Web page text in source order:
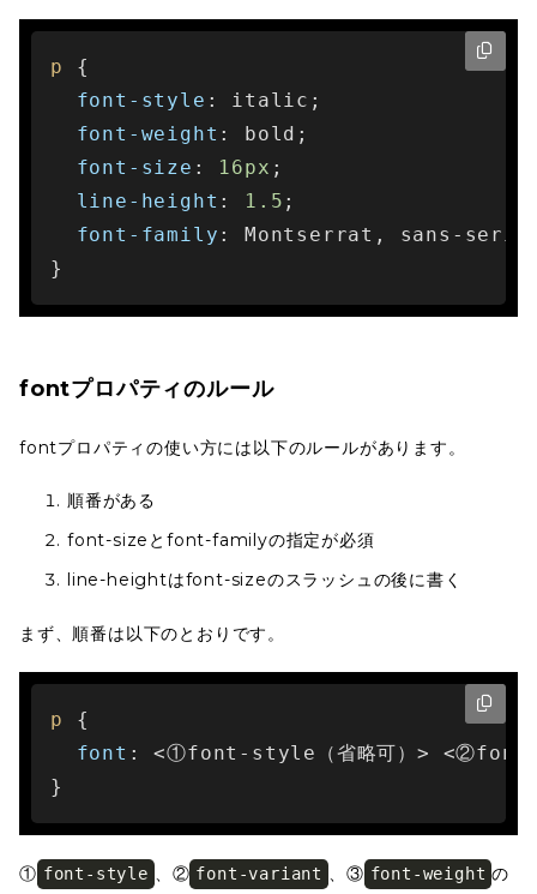
p {
font-style : italic;
font-weight : bold;
font-size : 16px ;
line-height : 1.5 ;
font-family : Montserrat, sans-
}
fontプロパティのルール
fontプロパティの使い方には以下のルールがあります。
順番がある
font-sizeとfont-familyの指定が必須
line-heightはfont-sizeのスラッシュの後に書く
まず、順番は以下のとおりです。
p {
font : <①font-style（省略可）> <②font-
}
① font-style 、② font-variant 、③ font-weight の